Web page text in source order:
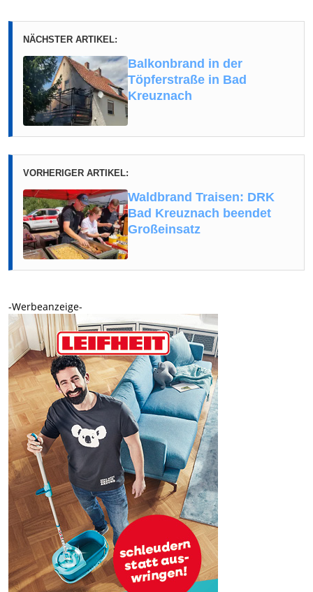
NÄCHSTER ARTIKEL:
Balkonbrand in der
Töpferstraße in Bad
Kreuznach
VORHERIGER ARTIKEL:
Waldbrand Traisen: DRK
Bad Kreuznach beendet
Großeinsatz
-Werbeanzeige-